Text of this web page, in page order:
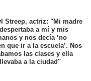
Streep, actriz: "Mi madre
a mí y mis
y nos decía ‘no
que ir a la escuela’. Nos
las clases y ella
a la ciudad"